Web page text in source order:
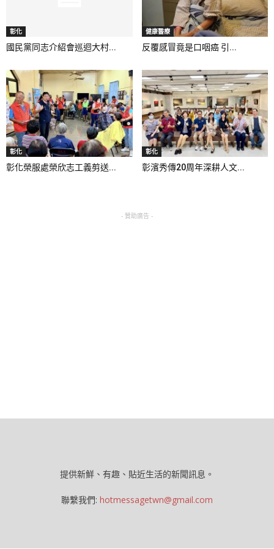
彰化
國民黨同志介紹會巡迴大村...
健康醫療
反覆感冒竟是口咽癌 引...
彰化
彰化榮服處榮欣志工義剪送...
彰化
彰濱秀傳20周年深耕人文...
- 贊助廣告 -
提供新鮮、有趣、貼近生活的新聞訊息。
聯繫我們: hotmessagetwn@gmail.com